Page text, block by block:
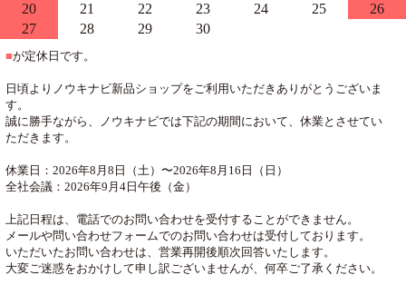
20
21 22 23 24 25
26
27
28 29 30
■が定休日です。
日頃よりノウキナビ新品ショップをご利用いただきありがとうございま
す。
誠に勝手ながら、ノウキナビでは下記の期間において、休業とさせてい
ただきます。
休業日：2026年8月8日（土）〜2026年8月16日（日）
全社会議：2026年9月4日午後（金）
上記日程は、電話でのお問い合わせを受付することができません。
メールや問い合わせフォームでのお問い合わせは受付しております。
いただいたお問い合わせは、営業再開後順次回答いたします。
大変ご迷惑をおかけして申し訳ございませんが、何卒ご了承ください。